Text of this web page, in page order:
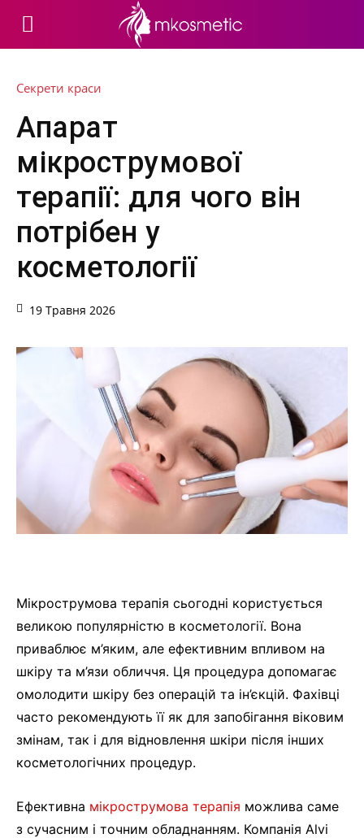
Секрети краси
Апарат
мікрострумової
терапії: для чого він
потрібен у
косметології
19 Травня 2026
Мікрострумова терапія сьогодні користується
великою популярністю в косметології. Вона
приваблює м’яким, але ефективним впливом на
шкіру та м’язи обличчя. Ця процедура допомагає
омолодити шкіру без операцій та ін’єкцій. Фахівці
часто рекомендують її як для запобігання віковим
змінам, так і для відновлення шкіри після інших
косметологічних процедур.
Ефективна мікрострумова терапія можлива саме
з сучасним і точним обладнанням. Компанія Alvi